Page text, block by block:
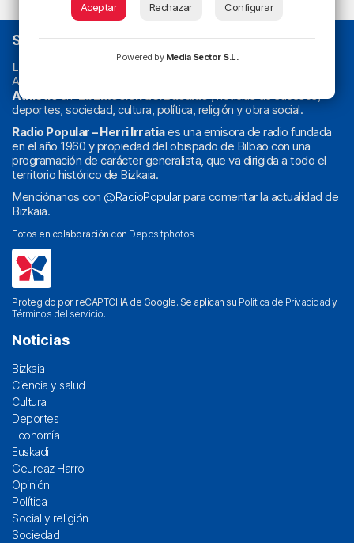
SOBRE NOSOTROS
La radio sin cadenas
. Desde 1960 haciendo radio en Bilbao.
Actualidad y
Athletic
deportes, sociedad, cultura, política, religión y obra social.
Radio Popular – Herri Irratiaes una emisora de radio fundada
en el año 1960 y propiedad del obispado de Bilbao con una
programación de carácter generalista, que va dirigida a todo el
territorio histórico de Bizkaia.
Menciónanos con @RadioPopularpara comentar la actualidad de
Bizkaia.
Fotos en colaboración con Depositphotos
Protegido por reCAPTCHA de Google. Se aplican su Política de Privacidad y
Términos del servicio.
Noticias
Bizkaia
Ciencia y salud
Cultura
Deportes
Economía
Euskadi
Geureaz Harro
Opinión
Política
Social y religión
Sociedad
Aceptar Rechazar Configurar
Powered by Media Sector S.L.